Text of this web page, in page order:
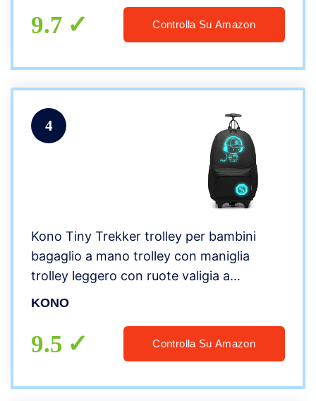
9.7 Controlla Su Amazon
4
Kono Tiny Trekker trolley per bambini
bagaglio a mano trolley con maniglia
trolley leggero con ruote valigia a
mano,Zaino moda Anime Zaino luminoso
KONO
9.5 Controlla Su Amazon